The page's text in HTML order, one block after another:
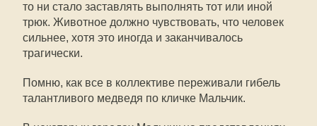
то ни стало заставлять выполнять тот или иной
трюк. Животное должно чувствовать, что человек
сильнее, хотя это иногда и заканчивалось
трагически.
Помню, как все в коллективе переживали гибель
талантливого медведя по кличке Мальчик.